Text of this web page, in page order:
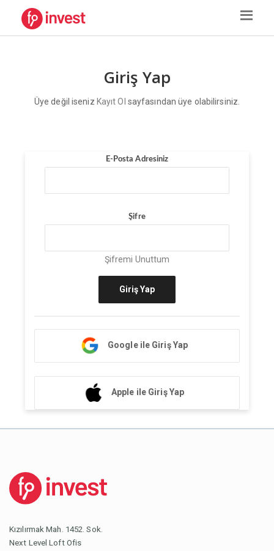
Giriş Yap
Üye değil iseniz Kayıt Ol sayfasından üye olabilirsiniz.
E-Posta Adresiniz
Şifre
Şifremi Unuttum
Giriş Yap
Google ile Giriş Yap
Apple ile Giriş Yap
Kızılırmak Mah. 1452. Sok.
Next Level Loft Ofis